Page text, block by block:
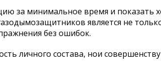
за минимальное время и показать
является не
без ошибок.
личного состава, нои